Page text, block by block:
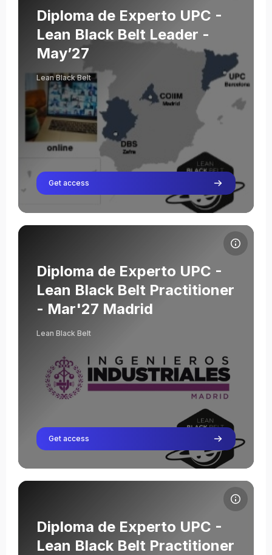
Cursusafbeelding
Cursusnaam
Diploma de Experto UPC -
Lean Black Belt Leader -
May’27
Lean Black Belt
Get access
Cursusafbeelding Diploma de Experto UPC - Lean Black Belt
Cursusafbeelding
Cursusnaam
Diploma de Experto UPC -
Lean Black Belt Practitioner
- Mar'27 Madrid
Lean Black Belt
Get access
Cursusafbeelding Diploma de Experto UPC - Lean Black Belt
Cursusafbeelding
Cursusnaam
Diploma de Experto UPC -
Lean Black Belt Practitioner